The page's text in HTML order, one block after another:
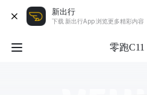
新出行
下载 新出行App 浏览更多精彩内容
零跑